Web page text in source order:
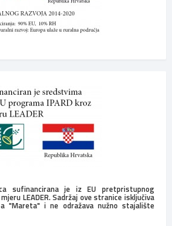
sufinancirana je iz EU pretpristupnog
LEADER. Sadržaj ove stranice isključiva
"Mareta" i ne odražava nužno stajalište